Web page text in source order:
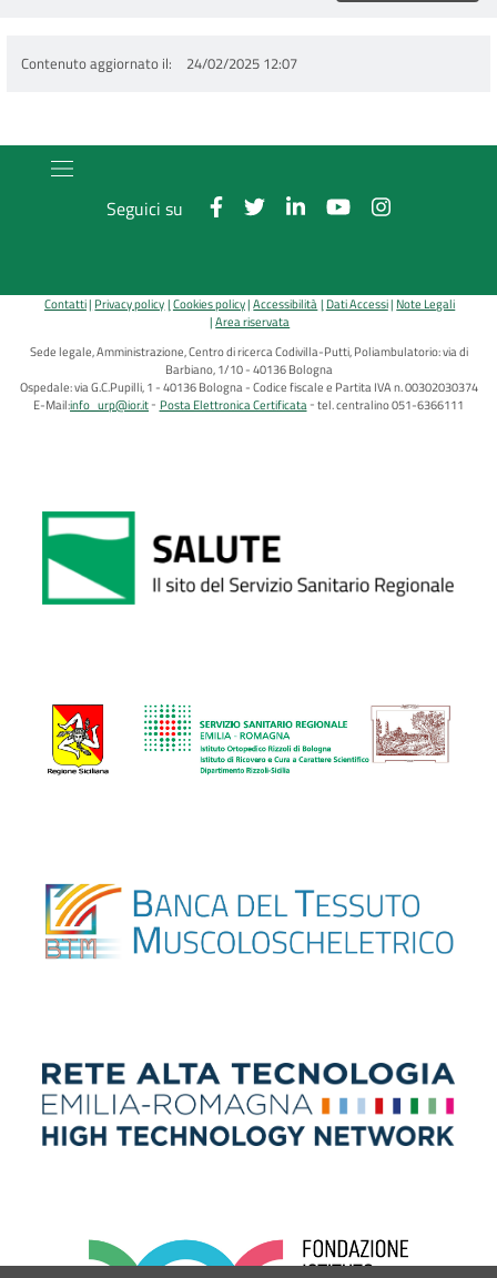
persone fisiche sia da titolari di reddito soggetto ad IRES
In particolare:
Contenuto aggiornato il 24/02/2025 12:07
Seguici su
Contatti Privacy policy Cookies policy Accessibilità Dati Accessi Note Legali
Area riservata
Sede legale, Amministrazione, Centro di ricerca Codivilla-Putti, Poliambulatorio: via di
Barbiano, 1/10 - 40136 Bologna
Ospedale: via G.C.Pupilli, 1 - 40136 Bologna - Codice fiscale e Partita IVA n. 00302030374
E-Mail:info_urp@ior.it Posta Elettronica Certificata tel. centralino 051-6366111